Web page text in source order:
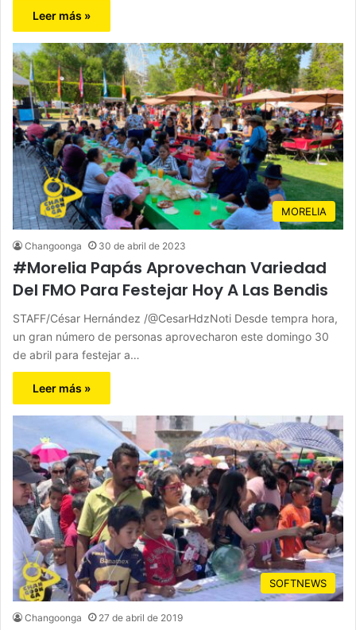
Leer más »
MORELIA
Changoonga 30 de abril de 2023
#Morelia Papás Aprovechan Variedad
Del FMO Para Festejar Hoy A Las Bendis
STAFF/César Hernández /@CesarHdzNoti Desde tempra hora,
un gran número de personas aprovecharon este domingo 30
de abril para festejar a…
Leer más »
SOFTNEWS
Changoonga 27 de abril de 2019